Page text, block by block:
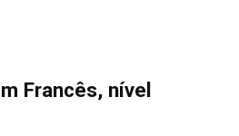
Francês, nível